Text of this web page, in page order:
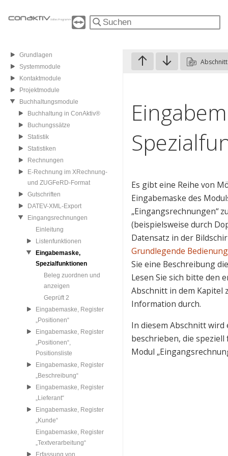
Grundlagen
Systemmodule
Kontaktmodule
Projektmodule
Buchhaltungsmodule
Buchhaltung in ConAktiv®
Buchungssätze
Statistik
Statistiken
Rechnungen
E-Rechnung im XRechnung-
und ZUGFeRD-Format
Gutschriften
DATEV-XML-Export
Eingangsrechnungen
Einleitung
Listenfunktionen
Eingabemaske,
Spezialfunktionen
Beleg zuordnen und
anzeigen
Geprüft 2
Eingabemaske, Register
„Positionen“
Eingabemaske, Register
„Positionen“,
Positionsliste
Eingabemaske, Register
„Beschreibung“
Eingabemaske, Register
„Lieferant“
Eingabemaske, Register
„Kunde“
Eingabemaske, Register
„Textverarbeitung“
Erfassung von
Abschnitt
Es gibt eine Reihe von
Eingabemaske des
„Eingangsrechnungen“
(beispielsweise durch
Datensatz in der
Grundlegende
Sie eine Beschreibung
Lesen Sie sich bitte den
Abschnitt in dem Kapitel
Information durch.
In diesem Abschnitt
beschrieben, die
Modul